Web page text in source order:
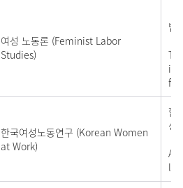
여성 노동론 (Feminist Labor
Studies)
법
한국여성노동연구 (Korean Women
at Work)
한
성